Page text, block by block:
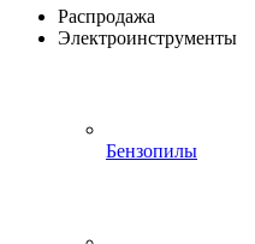
Распродажа
Электроинструменты
Бензопилы